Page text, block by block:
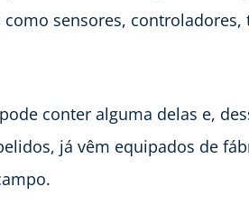
sensores, controladores,
conter alguma delas e,
já vêm equipados de